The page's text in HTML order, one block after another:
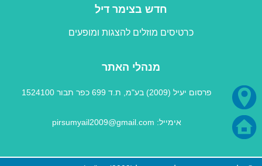
חדש בצימר דיל
כרטיסים מוזלים להצגות ומופעים
מנהלי האתר
פרסום יעיל (2009) בע"מ, ת.ד 699 כפר תבור 1524100
אימייל: pirsumyail2009@gmail.com